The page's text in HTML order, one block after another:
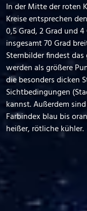
In der Mitte der roten
Kreise entsprechen
0,5 Grad, 2 Grad und
insgesamt 70 Grad
Sternbilder findest
werden als größere
die besonders dicken
Sichtbedingungen
kannst. Außerdem
Farbindex blau bis
heißer, rötliche kühler.